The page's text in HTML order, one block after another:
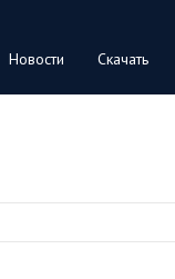
Новости Скачать